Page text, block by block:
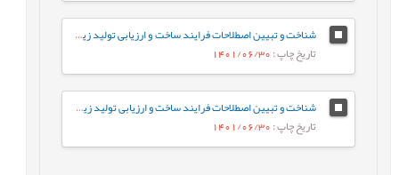
شناخت و تبیین اصطلاحات فرایند ساخت و ارزیابی تولید زیست‌پایدار-بخش اول؛ معرفي و تاريخچه
تاریخ چاپ: 1401/06/30
شناخت و تبیین اصطلاحات فرایند ساخت و ارزیابی تولید زیست‌پایدار-بخش دوم؛ اصطلاحات
تاریخ چاپ: 1401/06/30